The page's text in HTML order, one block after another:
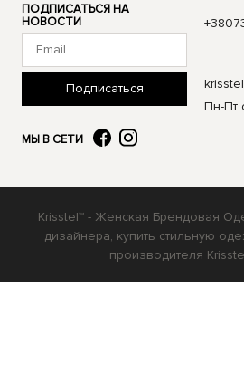
ПОДПИСАТЬСЯ НА
НОВОСТИ
Подписаться
МЫ В СЕТИ
Пн-Пт
Krisstel™ - Женская Брендовая
дизайнера, купить стильную
производителя